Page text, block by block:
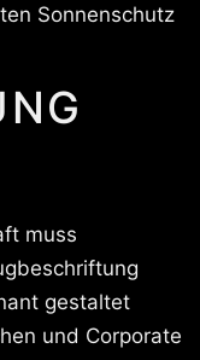
Sonnenschutz
muss
gestaltet
und Corporate